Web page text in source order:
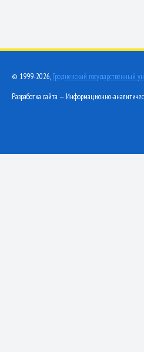
© 1999-2026, Гродненский государственный
Разработка сайта — Информационно-